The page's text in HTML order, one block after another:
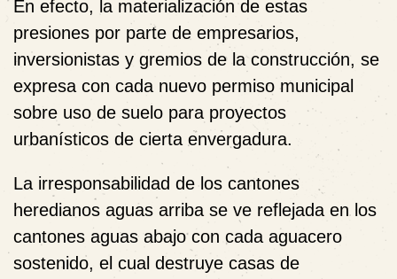
En efecto, la materialización de estas
presiones por parte de empresarios,
inversionistas y gremios de la construcción, se
expresa con cada nuevo permiso municipal
sobre uso de suelo para proyectos
urbanísticos de cierta envergadura.
La irresponsabilidad de los cantones
heredianos aguas arriba se ve reflejada en los
cantones aguas abajo con cada aguacero
sostenido, el cual destruye casas de